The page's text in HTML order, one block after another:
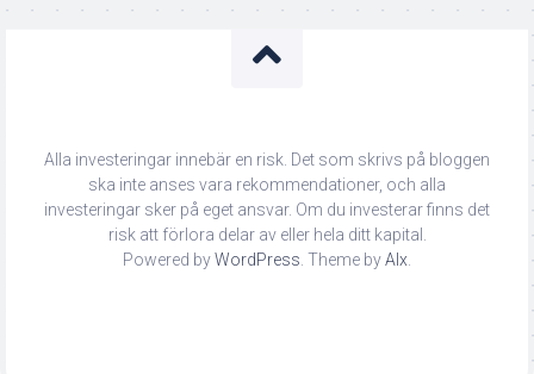
Alla investeringar innebär en risk. Det som skrivs på bloggen
ska inte anses vara rekommendationer, och alla
investeringar sker på eget ansvar. Om du investerar finns det
risk att förlora delar av eller hela ditt kapital.
Powered byWordPress. Theme byAlx.